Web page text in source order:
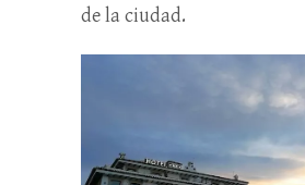
de la ciudad.